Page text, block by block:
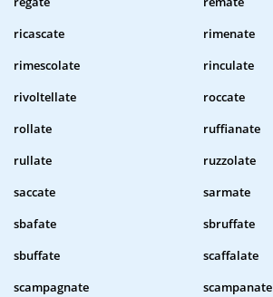
ricascate
rimenate
rimescolate
rinculate
rivoltellate
roccate
rollate
ruffianate
rullate
ruzzolate
saccate
sarmate
sbafate
sbruffate
sbuffate
scaffalate
scampagnate
scampanate